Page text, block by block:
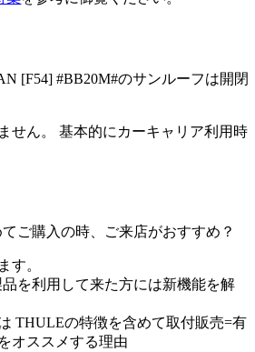
[F54] #BB20M#のサンルーフは開閉
せん。 基本的にカーキャリア利用時
ご購入の時、ご来店がおすすめ？
す。
を利用して来た方には新機能を解
THULEの特徴を含めて取付販売=有
オススメする理由